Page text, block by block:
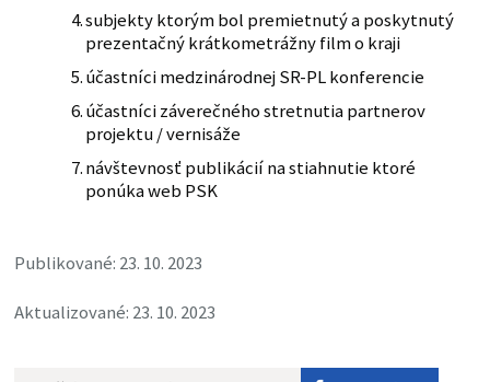
subjekty ktorým bol premietnutý a poskytnutý
prezentačný krátkometrážny film o kraji
účastníci medzinárodnej SR-PL konferencie
účastníci záverečného stretnutia partnerov
projektu / vernisáže
návštevnosť publikácií na stiahnutie ktoré
ponúka web PSK
Publikované: 23. 10. 2023
Aktualizované: 23. 10. 2023